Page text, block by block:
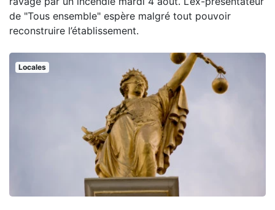
de "Tous ensemble" espère malgré tout pouvoir
reconstruire l’établissement.
Locales